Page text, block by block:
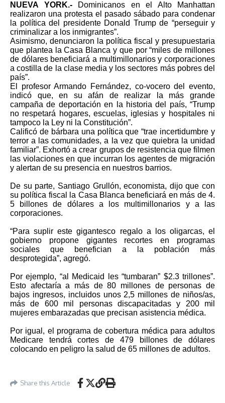
NUEVA YORK.-Dominicanos en el Alto Manhattan
realizaron una protesta el pasado sábado para condenar
la política del presidente Donald Trump de “perseguir y
criminalizar a los inmigrantes”.
Asimismo, denunciaron la política fiscal y presupuestaria
que plantea la Casa Blanca y que por “miles de millones
de dólares beneficiará a multimillonarios y corporaciones
a costilla de la clase media y los sectores más pobres del
país”.
El profesor Armando Fernández, co-vocero del evento,
indicó que, en su afán de realizar la más grande
campaña de deportación en la historia del país, “Trump
no respetará hogares, escuelas, iglesias y hospitales ni
tampoco la Ley ni la Constitución”.
Calificó de bárbara una política que “trae incertidumbre y
terror a las comunidades, a la vez que quiebra la unidad
familiar”. Exhortó a crear grupos de resistencia que filmen
las violaciones en que incurran los agentes de migración
y alertan de su presencia en nuestros barrios.
De su parte, Santiago Grullón, economista, dijo que con
su política fiscal la Casa Blanca beneficiará en más de 4.
5 billones de dólares a los multimillonarios y a las
corporaciones.
“Para suplir este gigantesco regalo a los oligarcas, el
gobierno propone gigantes recortes en programas
sociales que benefician a la población más
desprotegida”, agregó.
Por ejemplo, “al Medicaid les “tumbaran” $2.3 trillones”.
Esto afectaría a más de 80 millones de personas de
bajos ingresos, incluidos unos 2,5 millones de niños/as,
más de 600 mil personas discapacitadas y 200 mil
mujeres embarazadas que precisan asistencia médica.
Por igual, el programa de cobertura médica para adultos
Medicare tendrá cortes de 479 billones de dólares
colocando en peligro la salud de 65 millones de adultos.
Share this Article